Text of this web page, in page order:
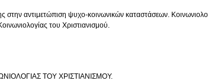
στην αντιμετώπιση ψυχο-κοινωνικών καταστάσεων.
του Χριστιανισμού.
ΤΟΥ ΧΡΙΣΤΙΑΝΙΣΜΟΥ.